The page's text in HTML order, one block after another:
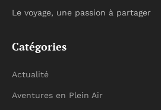
Le voyage, une passion à partager
Catégories
Actualité
Aventures en Plein Air